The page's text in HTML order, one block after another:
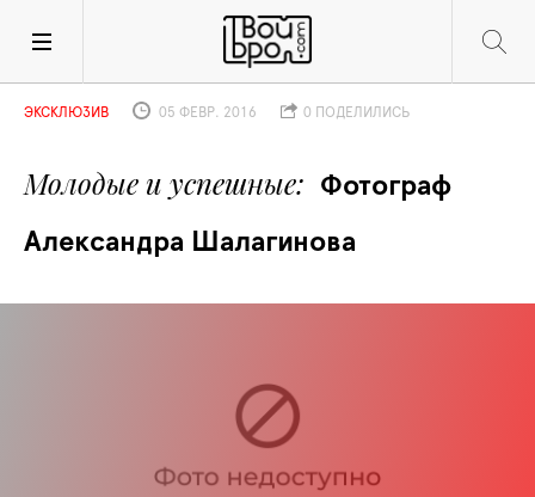
Молодые и успешные
Фотограф
Александра Шалагинова
ЭКСКЛЮЗИВ 05 ФЕВР. 2016 0 ПОДЕЛИЛИСЬ